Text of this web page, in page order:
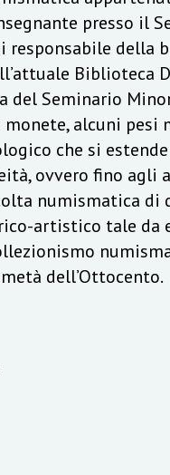
presso il
responsabile della
Biblioteca
del Seminario
alcuni pesi
che si estende
ovvero fino agli
numismatica di
artistico tale da
dell’Ottocento.